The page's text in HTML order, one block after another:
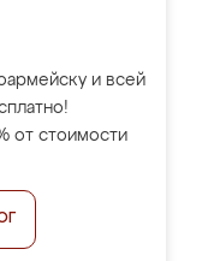
и всей
от стоимости